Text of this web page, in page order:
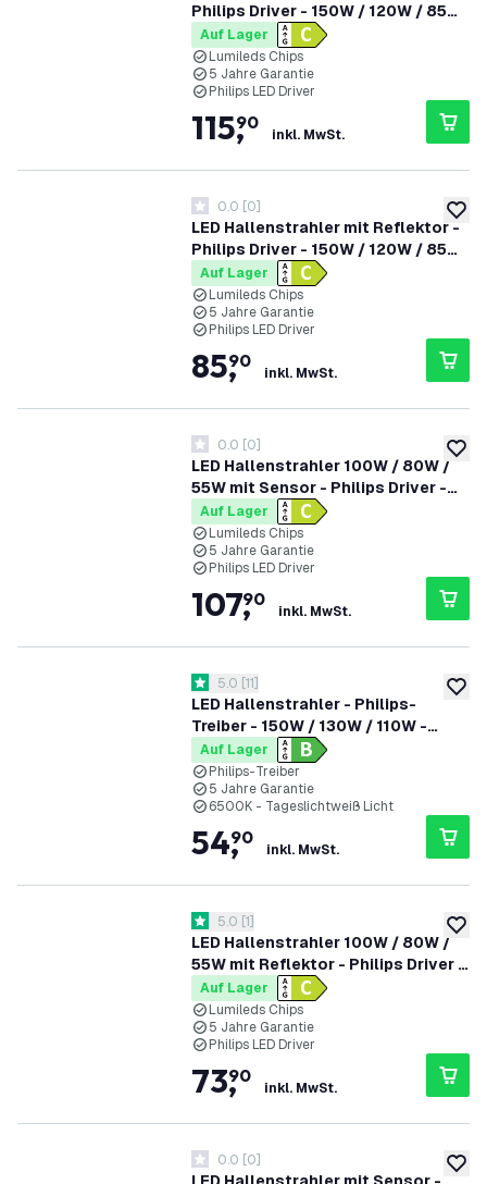
Philips Driver - 150W / 120W / 85W
- 120° - 175lm/W - 6500K - IP65 -
Dimmbar - 5 Jahre Garantie - GS-
geprüft
Auf Lager
Lumileds Chips
5 Jahre Garantie
Philips LED Driver
115,
90
inkl. MwSt.
zur
LED Hallenstrahler mit Reflektor -
Philips Driver - 150W / 120W / 85W
- 90° - 175lm/W - 6500K - IP65 -
Dimmbar - 5 Jahre Garantie - GS-
geprüft
0 Bewertungssterne
0.0 [0]
Auf Lager
Lumileds Chips
5 Jahre Garantie
Philips LED Driver
85,
90
inkl. MwSt.
zur
LED Hallenstrahler 100W / 80W /
55W mit Sensor - Philips Driver -
120° - 175lm/W - 4000K - IP65 -
Dimmbar - 5 Jahre Garantie - GS-
geprüft
0 Bewertungssterne
0.0 [0]
Auf Lager
Lumileds Chips
5 Jahre Garantie
Philips LED Driver
107,
90
inkl. MwSt.
zur
LED Hallenstrahler - Philips-
Treiber - 150W / 130W / 110W -
185lm/W - 6500K - IP65 - Dimmbar
- 90° - 5 Jahre Garantie
Bewertungsbereich öffnen
5 Bewertungssterne
5.0 [11]
Auf Lager
Philips-Treiber
5 Jahre Garantie
6500K - Tageslichtweiß Licht
54,
90
inkl. MwSt.
zur
LED Hallenstrahler 100W / 80W /
55W mit Reflektor - Philips Driver -
90° - 175lm/W - 4000K - IP65 -
Dimmbar - 5 Jahre Garantie - GS-
geprüft
Bewertungsbereich öffnen
5 Bewertungssterne
5.0 [1]
Auf Lager
Lumileds Chips
5 Jahre Garantie
Philips LED Driver
73,
90
inkl. MwSt.
zur
0 Bewertungssterne
0.0 [0]